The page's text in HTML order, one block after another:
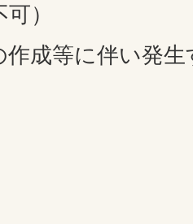
）
作成等に伴い発